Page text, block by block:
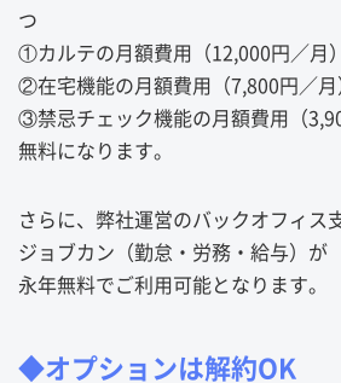
つ
①カルテの月額費用（12,000円／月
②在宅機能の月額費用（7,800円／月
③禁忌チェック機能の月額費用（
無料になります。
さらに、弊社運営のバックオフィス
ジョブカン（勤怠・労務・給与）が
永年無料でご利用可能となります。
◆オプションは解約OK